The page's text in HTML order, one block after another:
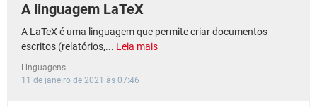
A linguagem LaTeX
A LaTeX é uma linguagem que permite criar documentos
escritos (relatórios,... Leia mais
Linguagens
11 de janeiro de 2021 às 07:46